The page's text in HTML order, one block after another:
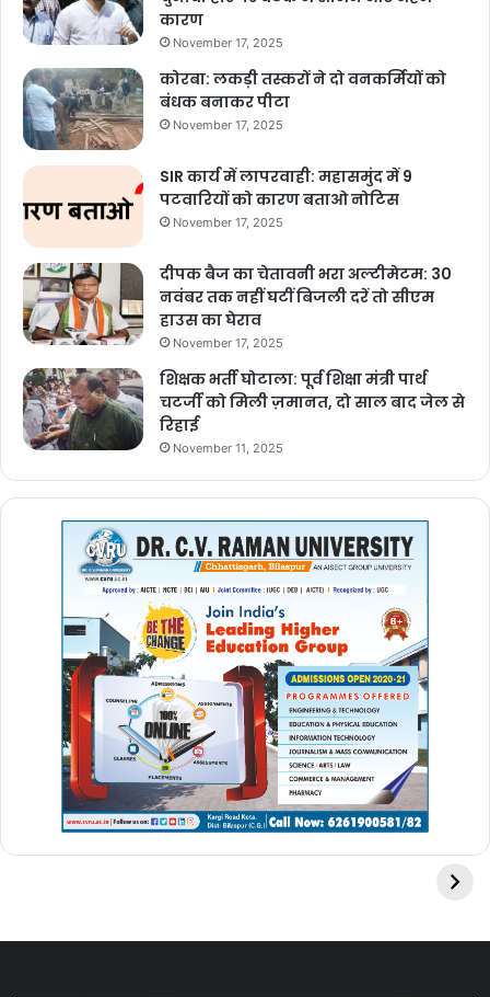
ayodhya ram mandir news
ayodhya ram temple22 january
ctet january 2024 classes
january 22 in history
january 22 in indian history
january 22 in world history
january 22 relevant events
ram mandir ayodhya
ram mandir ayodhya construction
ram mandir construction update
ram mandir in ayodhya ram mandir news
ram mandir nirman ram mandir update
ram temple ayodhya
बस कुछ ही दिन बाकी है || 22 january 2024 shr
कारण
November 17, 2025
कोरबा: लकड़ी तस्करों ने दो वनकर्मियों को
बंधक बनाकर पीटा
November 17, 2025
SIR कार्य में लापरवाही: महासमुंद में 9
पटवारियों को कारण बताओ नोटिस
November 17, 2025
दीपक बैज का चेतावनी भरा अल्टीमेटम: 30
नवंबर तक नहीं घटीं बिजली दरें तो सीएम
हाउस का घेराव
November 17, 2025
शिक्षक भर्ती घोटाला: पूर्व शिक्षा मंत्री पार्थ
चटर्जी को मिली ज़मानत, दो साल बाद जेल से
रिहाई
November 11, 2025